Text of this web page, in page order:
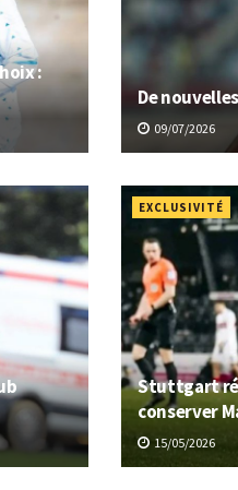
:
De
09/07/2026
EXCLUSIVITÉ
Stuttgart
conserver
15/05/2026